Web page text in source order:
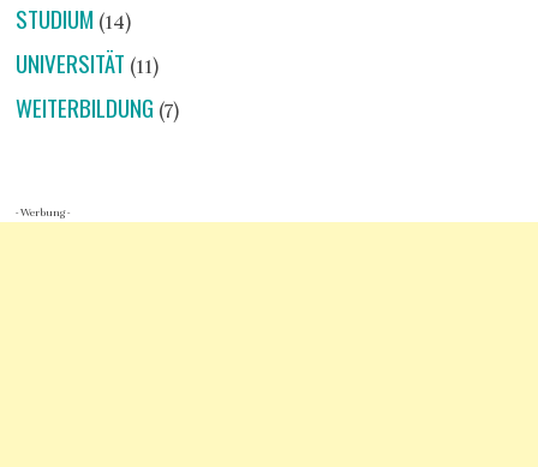
STUDIUM (14)
UNIVERSITÄT (11)
WEITERBILDUNG (7)
- Werbung -